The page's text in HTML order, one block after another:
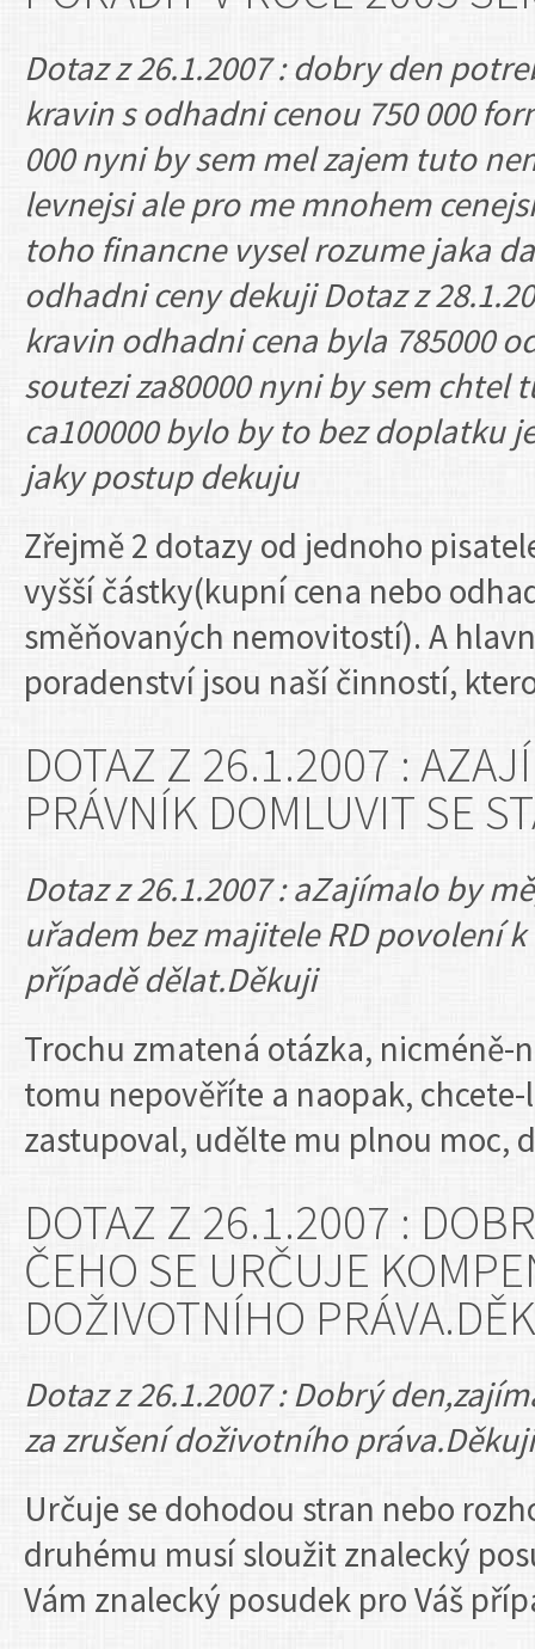
Dotaz z 26.1.2007 : dobry den
kravin s odhadni cenou 750 000
000 nyni by sem mel zajem tuto
levnejsi ale pro me mnohem
toho financne vysel rozume jaka
odhadni ceny dekuji Dotaz z
kravin odhadni cena byla 785000
soutezi za80000 nyni by sem
ca100000 bylo by to bez doplatku
jaky postup dekuju
Zřejmě 2 dotazy od jednoho
vyšší částky(kupní cena nebo
směňovaných nemovitostí). A
poradenství jsou naší činností,
DOTAZ Z 26.1.2007 :
PRÁVNÍK DOMLUVIT SE
Dotaz z 26.1.2007 : aZajímalo by
uřadem bez majitele RD povolení
případě dělat.Děkuji
Trochu zmatená otázka, nicméně-
tomu nepověříte a naopak,
zastupoval, udělte mu plnou moc,
DOTAZ Z 26.1.2007 :
ČEHO SE URČUJE
DOŽIVOTNÍHO
Dotaz z 26.1.2007 : Dobrý
za zrušení doživotního
Určuje se dohodou stran nebo
druhému musí sloužit znalecký
Vám znalecký posudek pro Váš